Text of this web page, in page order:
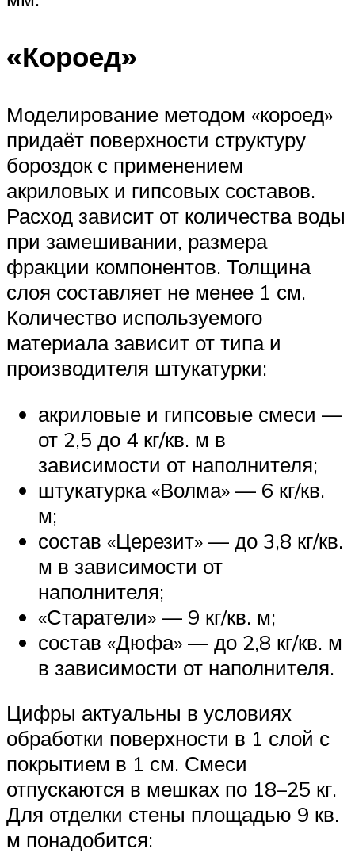
«Короед»
Моделирование методом «короед»
придаёт поверхности структуру
бороздок с применением
акриловых и гипсовых составов.
Расход зависит от количества воды
при замешивании, размера
фракции компонентов. Толщина
слоя составляет не менее 1 см.
Количество используемого
материала зависит от типа и
производителя штукатурки:
акриловые и гипсовые смеси —
от 2,5 до 4 кг/кв. м в
зависимости от наполнителя;
штукатурка «Волма» — 6 кг/кв.
м;
состав «Церезит» — до 3,8 кг/кв.
м в зависимости от
наполнителя;
«Старатели» — 9 кг/кв. м;
состав «Дюфа» — до 2,8 кг/кв. м
в зависимости от наполнителя.
Цифры актуальны в условиях
обработки поверхности в 1 слой с
покрытием в 1 см. Смеси
отпускаются в мешках по 18–25 кг.
Для отделки стены площадью 9 кв.
м понадобится: